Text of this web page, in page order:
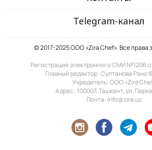
Telegram-канал
© 2017-2025 ООО «Zira Chef». Все права
Регистрация электронного СМИ №1206
Главный редактор: Султанова Рано
Учредитель: ООО «Zira
Адрес: 100007, Ташкент, ул.
Почта: info@zira.uz